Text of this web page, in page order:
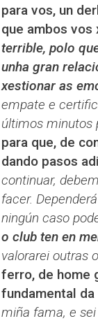
para vos, un
que ambos vos
terrible, polo
unha gran
xestionar as
empate e
últimos minutos
para que, de
dando pasos
continuar,
facer.
ningún caso
o club ten en
valorarei outras
ferro, de home
fundamental da
miña fama, e